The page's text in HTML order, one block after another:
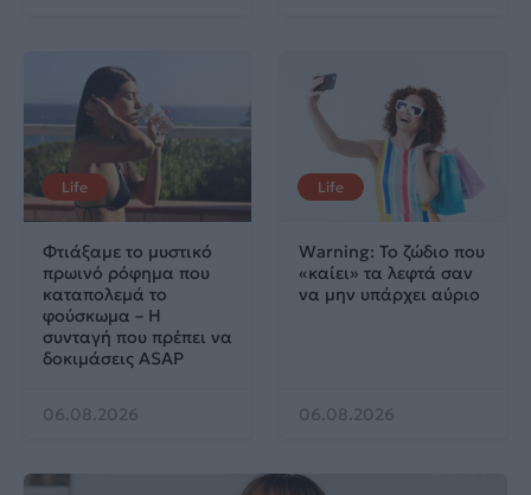
Life
Φτιάξαμε το μυστικό
πρωινό ρόφημα που
καταπολεμά το
φούσκωμα – Η
συνταγή που πρέπει να
δοκιμάσεις ASAP
06.08.2026
Life
Warning: Το ζώδιο που
«καίει» τα λεφτά σαν
να μην υπάρχει αύριο
06.08.2026